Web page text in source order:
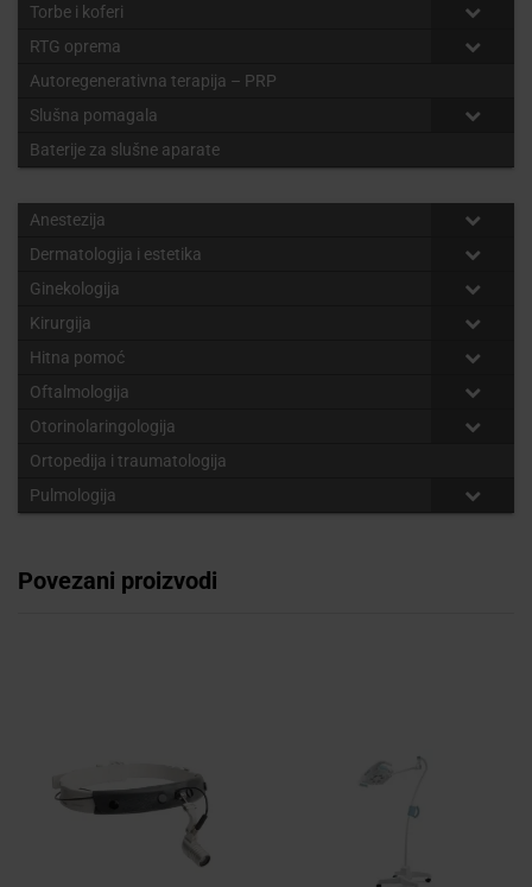
Torbe i koferi
RTG oprema
Autoregenerativna terapija – PRP
Slušna pomagala
Baterije za slušne aparate
Anestezija
Dermatologija i estetika
Ginekologija
Kirurgija
Hitna pomoć
Oftalmologija
Otorinolaringologija
Ortopedija i traumatologija
Pulmologija
Povezani proizvodi